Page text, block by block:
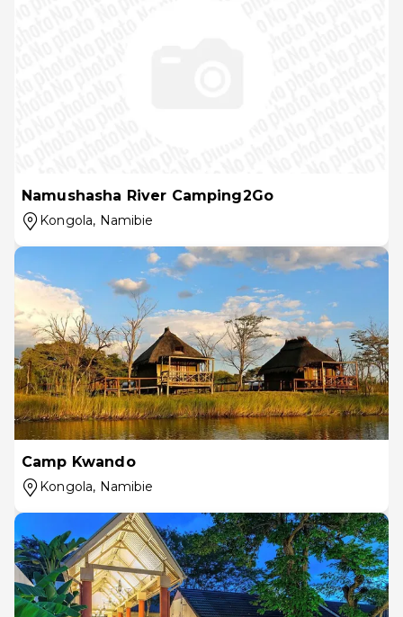
Namushasha River Camping2Go
Kongola, Namibie
Camp Kwando
Kongola, Namibie